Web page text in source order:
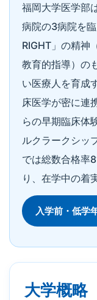
福岡大学医学部
病院の3病院を
RIGHT」の精神
教育的指導）の
い医療人を育成
床医学が密に連
らの早期臨床体
ルクラークシッ
では総数合格率
り、在学中の着
入学前・低学
大学概略